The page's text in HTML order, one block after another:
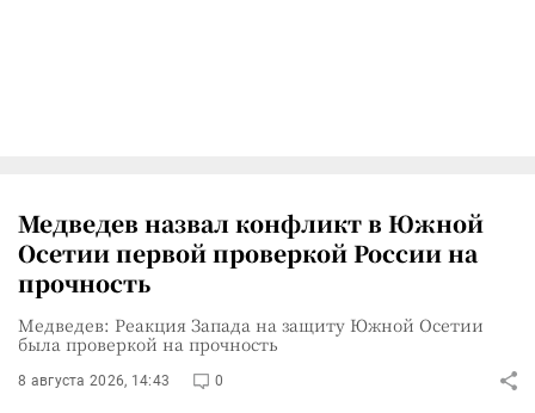
Медведев назвал конфликт в Южной
Осетии первой проверкой России на
прочность
Медведев: Реакция Запада на защиту Южной Осетии
была проверкой на прочность
8 августа 2026, 14:43 0